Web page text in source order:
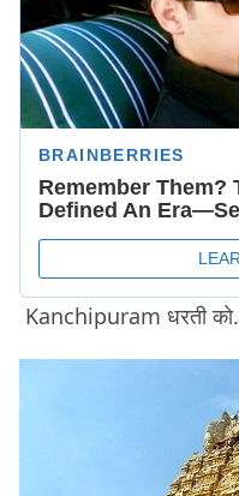
Kanchipuram धरती को.